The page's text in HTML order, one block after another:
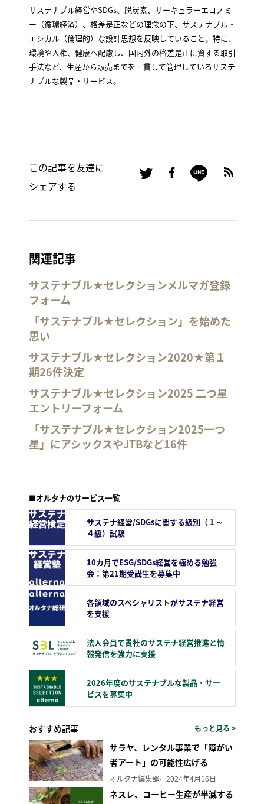
サステナブル経営やSDGs、脱炭素、サーキュラーエコノミ
ー（循環経済）、格差是正などの理念の下、サステナブル・
エシカル（倫理的）な設計思想を反映していること。特に、
環境や人権、健康へ配慮し、国内外の格差是正に資する取引
手法など、生産から販売までを一貫して管理しているサステ
ナブルな製品・サービス。
この記事を友達に
シェアする
関連記事
サステナブル★セレクションメルマガ登録
フォーム
「サステナブル★セレクション」を始めた
思い
サステナブル★セレクション2020★第１
期26件決定
サステナブル★セレクション2025 二つ星
エントリーフォーム
「サステナブル★セレクション2025一つ
星」にアシックスやJTBなど16件
■オルタナのサービス一覧
サステナ経営/SDGsに関する級別（１～
４級）試験
10カ月でESG/SDGs経営を極める勉強
会：第21期受講生を募集中
各領域のスペシャリストがサステナ経営
を支援
法人会員で貴社のサステナ経営推進と情
報発信を強力に支援
2026年度のサステナブルな製品・サー
ビスを募集中
おすすめ記事 もっと見る >
サラヤ、レンタル事業で「障がい
者アート」の可能性広げる
オルタナ編集部 2024年4月16日
ネスレ、コーヒー生産が半減する